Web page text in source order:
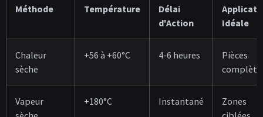
Méthode Température
Délai
d'Action
Idéale
Chaleur
sèche
+56 à +60°C 4-6 heures
Pièces
Vapeur
+180°C Instantané
Zones